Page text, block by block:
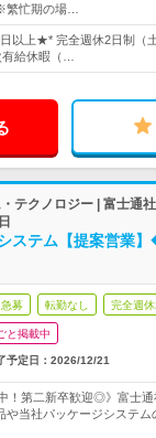
繁忙期の場…
以上★* 完全週休2日制（
給休暇（…
テクノロジー | 富士通
ステム【提案営業
急募 転勤なし 完全週休
と掲載中
予定日： 2026/12/21
！第二新卒歓迎◎》富士
や当社パッケージシステム